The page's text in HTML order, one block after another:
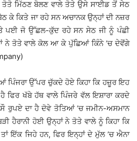
ਮਿੱਠਣ ਬੋਲਣ ਵਾਲੇ ਤੋਤੇ ਉਸੇ ਸਾਈਡ ਤੋਂ ਸੇਠ
ਕੇ ਕਿਤੇ ਜਾ ਰਹੇ ਸਨ ਅਚਾਨਕ ਉਨ੍ਹਾਂ ਦੀ ਨਜ਼ਰ
ਪਈ ਜੋ ਉੱਛਲ-ਕੁੱਦ ਰਹੇ ਸਨ ਸੇਠ ਜੀ ਨੂੰ ਪੰਛੀ
ਨੇ ਤੋਤੇ ਵਾਲੇ ਕੋਲ ਆ ਕੇ ਪੁੱਛਿਆਂ ਕਿੰਨੇ ’ਚ ਦੇਵੋਂਗੇ
ਪਿੰਜਰਾ ਉੱਪਰ ਚੁੱਕਦੇ ਹੋਏ ਕਿਹਾ ਕਿ ਹਜ਼ੂਰ ਇਹ
ਫਿਰ ਖੱਬੇ ਹੱਥ ਵਾਲੇ ਪਿੰਜਰੇ ਵੱਲ ਇਸ਼ਾਰਾ ਕਰਦੇ
ਰੁਪਏ ਦਾ ਹੈ ਦੋਵੇ ਤੋਤਿਆਂ ’ਚ ਜਮੀਨ-ਅਸਮਾਨ
ਹੈਰਾਨੀ ਹੋਈ ਉਨ੍ਹਾਂ ਨੇ ਤੋਤੇ ਵਾਲੇ ਨੂੰ ਕਿਹਾ ਕਿ
ਇੱਕ ਜਿਹੇ ਹਨ, ਫਿਰ ਇਨ੍ਹਾਂ ਦੇ ਮੁੱਲ ’ਚ ਐਨਾ